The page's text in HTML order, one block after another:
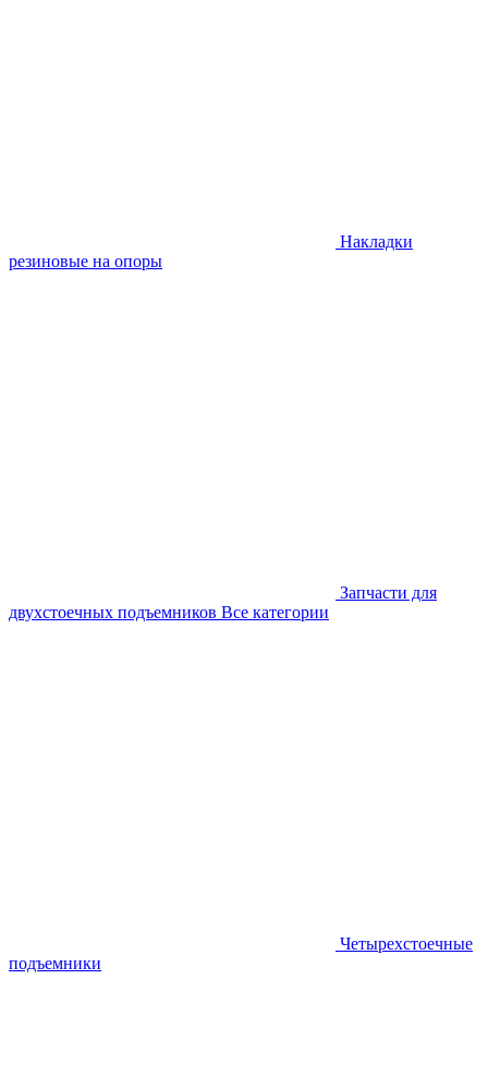
Накладки
резиновые на опоры
Запчасти для
двухстоечных подъемников Все категории
Четырехстоечные
подъемники